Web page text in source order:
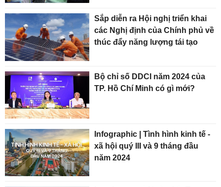
Sắp diễn ra Hội nghị triển khai
các Nghị định của Chính phủ về
thúc đẩy năng lượng tái tạo
Bộ chỉ số DDCI năm 2024 của
TP. Hồ Chí Minh có gì mới?
Infographic | Tình hình kinh tế -
xã hội quý III và 9 tháng đầu
năm 2024